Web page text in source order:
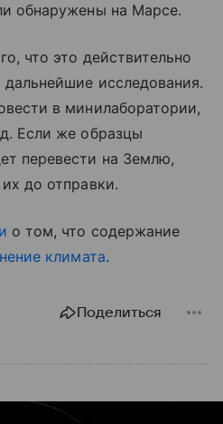
обнаружены на Марсе.
что это действительно
исследования.
в минилаборатории,
Если же образцы
перевести на Землю,
до отправки.
о том, что содержание
климата.
Поделиться